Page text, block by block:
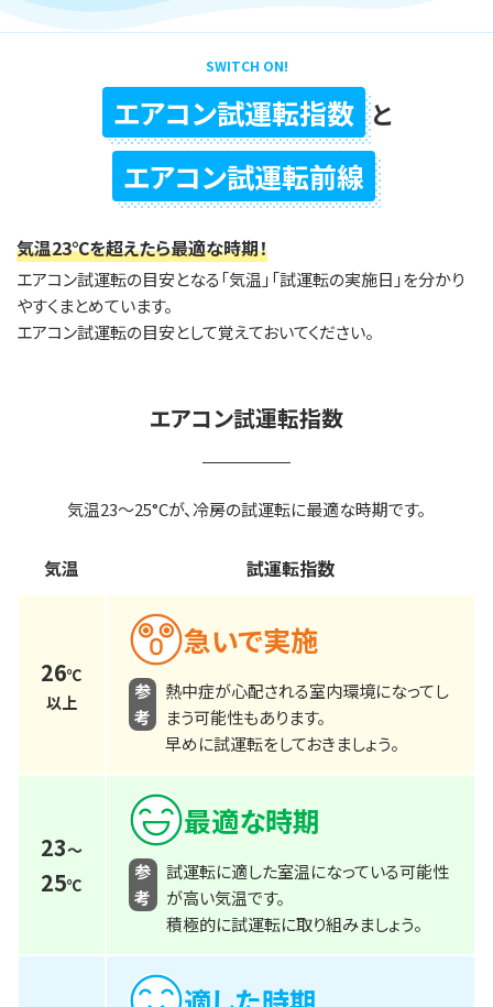
SWITCH ON!
エアコン試運転指数 と
エアコン試運転前線
気温23℃を超えたら最適な時期！
エアコン試運転の目安となる「気温」「試運転の実施日」を分かり
やすくまとめています。
エアコン試運転の目安として覚えておいてください。
エアコン試運転指数
気温23～25°Cが、冷房の試運転に最適な時期です。
気温 試運転指数
26℃
以上
急いで実施
参
考
熱中症が心配される室内環境になってし
まう可能性もあります。
早めに試運転をしておきましょう。
23～
25℃
最適な時期
参
考
試運転に適した室温になっている可能性
が高い気温です。
積極的に試運転に取り組みましょう。